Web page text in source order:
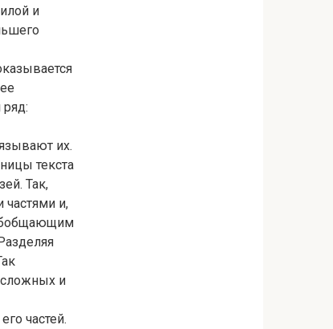
и
их.
текста
Так,
и,
сложных и
частей.